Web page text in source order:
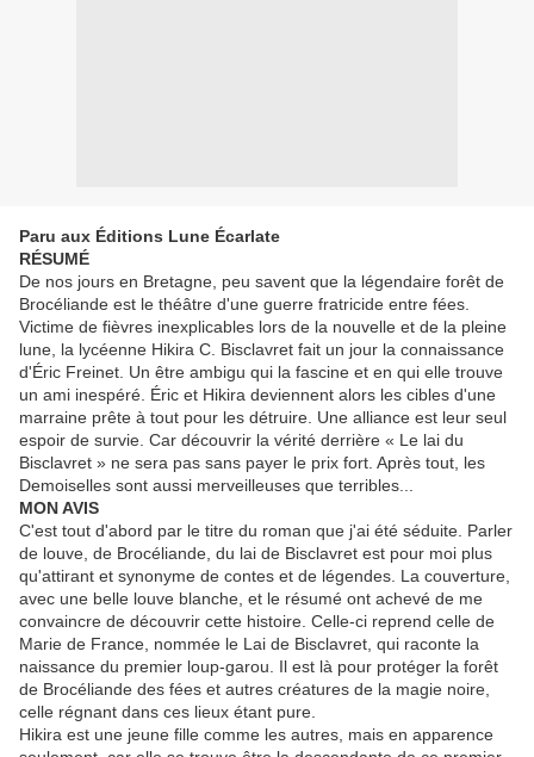
Paru aux Éditions Lune Écarlate
RÉSUMÉ
De nos jours en Bretagne, peu savent que la légendaire forêt de
Brocéliande est le théâtre d'une guerre fratricide entre fées.
Victime de fièvres inexplicables lors de la nouvelle et de la pleine
lune, la lycéenne Hikira C. Bisclavret fait un jour la connaissance
d'Éric Freinet. Un être ambigu qui la fascine et en qui elle trouve
un ami inespéré. Éric et Hikira deviennent alors les cibles d'une
marraine prête à tout pour les détruire. Une alliance est leur seul
espoir de survie. Car découvrir la vérité derrière « Le lai du
Bisclavret » ne sera pas sans payer le prix fort. Après tout, les
Demoiselles sont aussi merveilleuses que terribles...
MON AVIS
C'est tout d'abord par le titre du roman que j'ai été séduite. Parler
de louve, de Brocéliande, du lai de Bisclavret est pour moi plus
qu'attirant et synonyme de contes et de légendes. La couverture,
avec une belle louve blanche, et le résumé ont achevé de me
convaincre de découvrir cette histoire. Celle-ci reprend celle de
Marie de France, nommée le Lai de Bisclavret, qui raconte la
naissance du premier loup-garou. Il est là pour protéger la forêt
de Brocéliande des fées et autres créatures de la magie noire,
celle régnant dans ces lieux étant pure.
Hikira est une jeune fille comme les autres, mais en apparence